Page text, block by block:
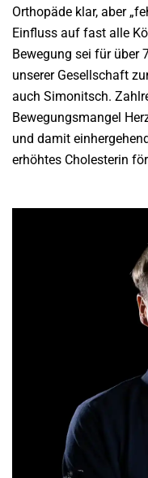
Orthopäde klar, aber
Einfluss auf fast alle
Bewegung sei für über
unserer Gesellschaft
auch Simonitsch.
Bewegungsmangel
und damit
erhöhtes Cholesterin